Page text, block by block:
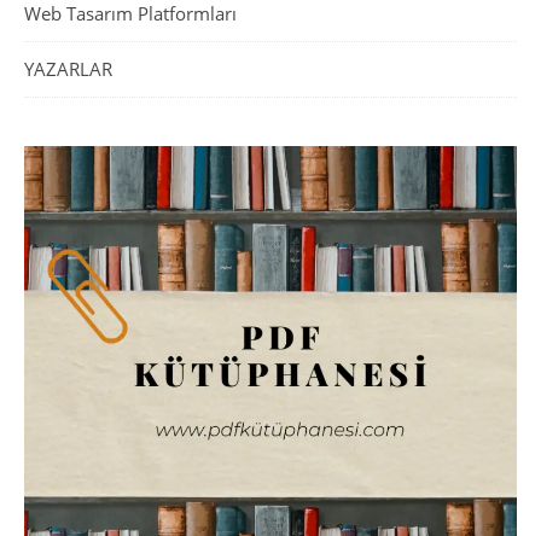
Web Tasarım Platformları
YAZARLAR